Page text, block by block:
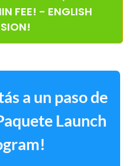
FEE! - ENGLISH
a un paso de
Launch